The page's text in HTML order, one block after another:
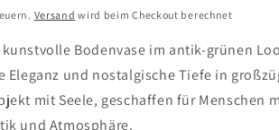
Versand wird beim Checkout berechnet
kunstvolle Bodenvase im antik-grünen
Eleganz und nostalgische Tiefe in
mit Seele, geschaffen für Menschen
und Atmosphäre.